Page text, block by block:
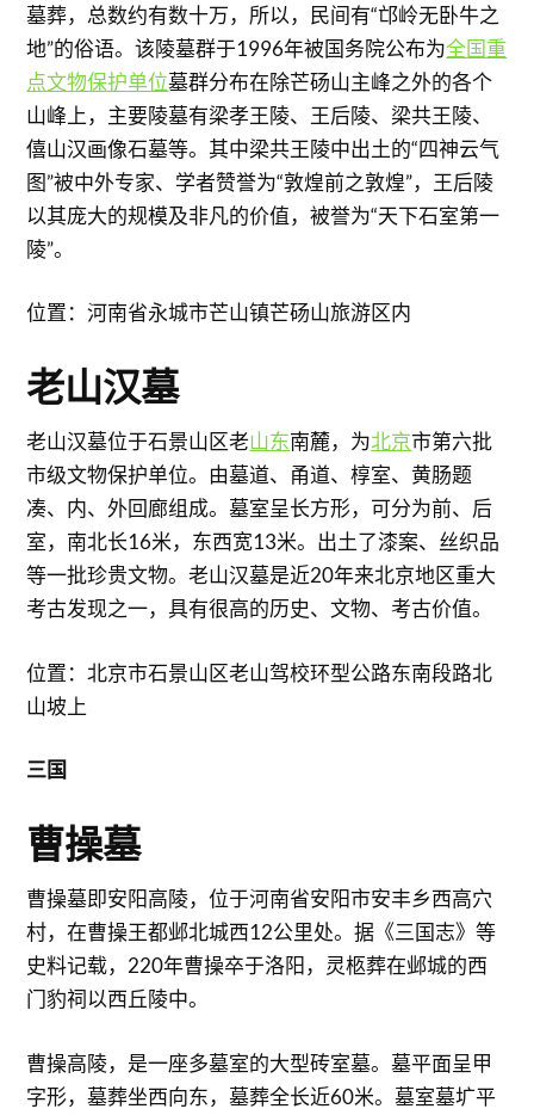
墓葬，总数约有数十万，所以，民间有“邙岭无卧牛之
地”的俗语。该陵墓群于1996年被国务院公布为全国重
点文物保护单位墓群分布在除芒砀山主峰之外的各个
山峰上，主要陵墓有梁孝王陵、王后陵、梁共王陵、
僖山汉画像石墓等。其中梁共王陵中出土的“四神云气
图”被中外专家、学者赞誉为“敦煌前之敦煌”，王后陵
以其庞大的规模及非凡的价值，被誉为“天下石室第一
陵”。
位置：河南省永城市芒山镇芒砀山旅游区内
老山汉墓
老山汉墓位于石景山区老山东南麓，为北京市第六批
市级文物保护单位。由墓道、甬道、椁室、黄肠题
凑、内、外回廊组成。墓室呈长方形，可分为前、后
室，南北长16米，东西宽13米。出土了漆案、丝织品
等一批珍贵文物。老山汉墓是近20年来北京地区重大
考古发现之一，具有很高的历史、文物、考古价值。
位置：北京市石景山区老山驾校环型公路东南段路北
山坡上
三国
曹操墓
曹操墓即安阳高陵，位于河南省安阳市安丰乡西高穴
村，在曹操王都邺北城西12公里处。据《三国志》等
史料记载，220年曹操卒于洛阳，灵柩葬在邺城的西
门豹祠以西丘陵中。
曹操高陵，是一座多墓室的大型砖室墓。墓平面呈甲
字形，墓葬坐西向东，墓葬全长近60米。墓室墓圹平